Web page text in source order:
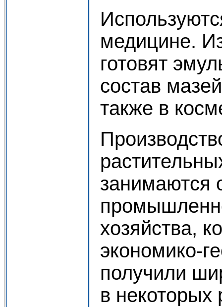
медицине.
готовят
состав
также в
занимаются
хозяйства,
экономико-
получили
в некоторых